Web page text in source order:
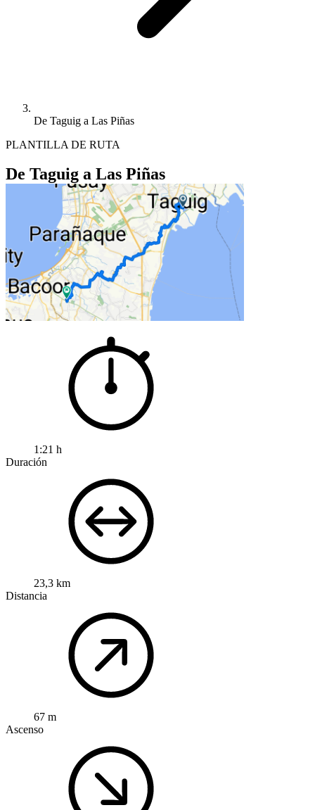
De Taguig a Las Piñas
PLANTILLA DE RUTA
De Taguig a Las Piñas
1:21 h
Duración
23,3 km
Distancia
67 m
Ascenso